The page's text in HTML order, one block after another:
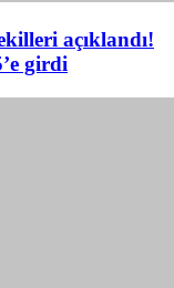
açıklandı!
girdi